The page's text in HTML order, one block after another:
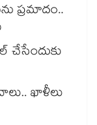
ప్రమాదం..
చేసేందుకు
ఖాళీలు